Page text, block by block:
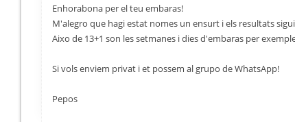
Enhorabona per el teu embaras!
M'alegro que hagi estat nomes un ensurt i els resultats
Aixo de 13+1 son les setmanes i dies d'embaras per
Si vols enviem privat i et possem al grupo de WhatsApp!
Pepos